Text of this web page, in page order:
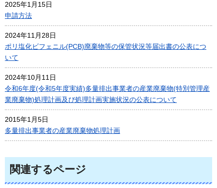
2025年1月15日
申請方法
2024年11月28日
ポリ塩化ビフェニル(PCB)廃棄物等の保管状況等届出書の公表につ
いて
2024年10月11日
令和6年度(令和5年度実績)多量排出事業者の産業廃棄物(特別管理産
業廃棄物)処理計画及び処理計画実施状況の公表について
2015年1月5日
多量排出事業者の産業廃棄物処理計画
関連するページ